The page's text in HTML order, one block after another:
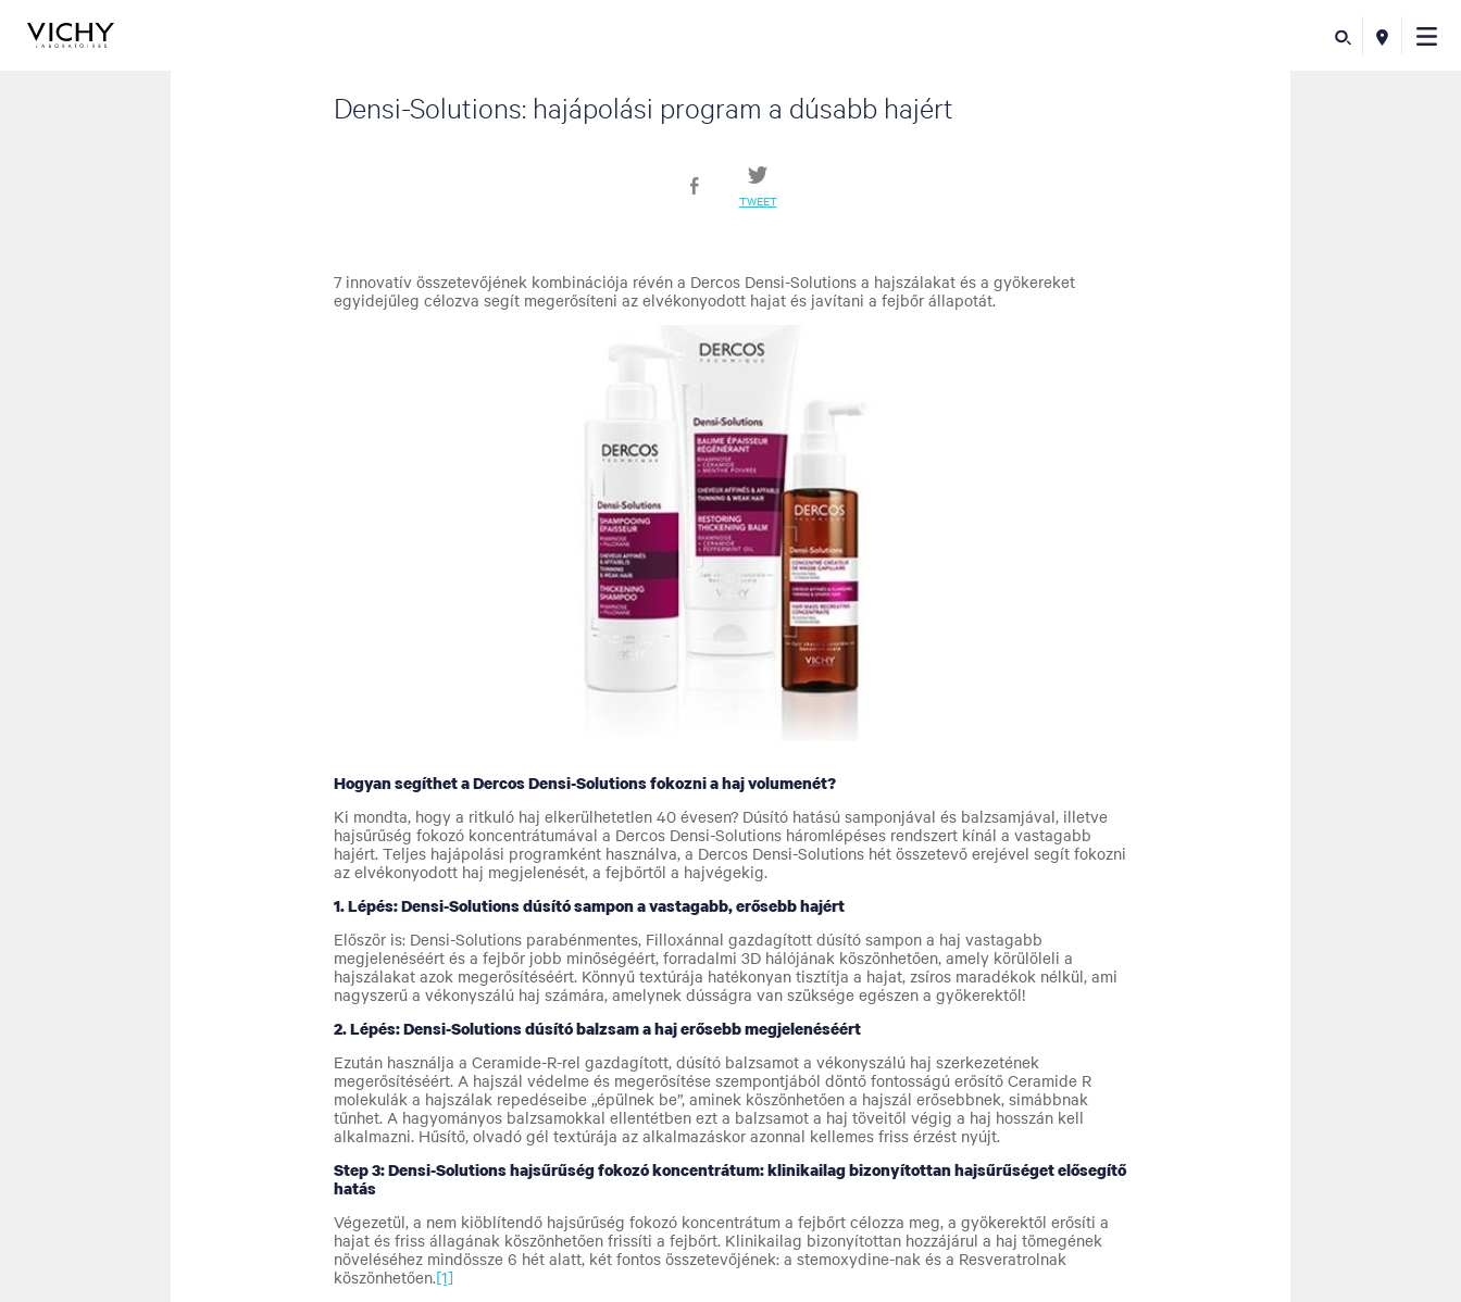
Densi-Solutions: hajápolási program a dúsabb hajért
TWEET
7 innovatív összetevőjének kombinációja révén a Dercos Densi-Solutions a hajszálakat és a gyökereket
egyidejűleg célozva segít megerősíteni az elvékonyodott hajat és javítani a fejbőr állapotát.
Hogyan segíthet a Dercos Densi-Solutions fokozni a haj volumenét?
Ki mondta, hogy a ritkuló haj elkerülhetetlen 40 évesen? Dúsító hatású samponjával és balzsamjával, illetve
hajsűrűség fokozó koncentrátumával a Dercos Densi-Solutions háromlépéses rendszert kínál a vastagabb
hajért. Teljes hajápolási programként használva, a Dercos Densi-Solutions hét összetevő erejével segít fokozni
az elvékonyodott haj megjelenését, a fejbőrtől a hajvégekig.
1. Lépés: Densi-Solutions dúsító sampon a vastagabb, erősebb hajért
Először is: Densi-Solutions parabénmentes, Filloxánnal gazdagított dúsító sampon a haj vastagabb
megjelenéséért és a fejbőr jobb minőségéért, forradalmi 3D hálójának köszönhetően, amely körülöleli a
hajszálakat azok megerősítéséért. Könnyű textúrája hatékonyan tisztítja a hajat, zsíros maradékok nélkül, ami
nagyszerű a vékonyszálú haj számára, amelynek dússágra van szüksége egészen a gyökerektől!
2. Lépés: Densi-Solutions dúsító balzsam a haj erősebb megjelenéséért
Ezután használja a Ceramide-R-rel gazdagított, dúsító balzsamot a vékonyszálú haj szerkezetének
megerősítéséért. A hajszál védelme és megerősítése szempontjából döntő fontosságú erősítő Ceramide R
molekulák a hajszálak repedéseibe „épülnek be”, aminek köszönhetően a hajszál erősebbnek, simábbnak
tűnhet. A hagyományos balzsamokkal ellentétben ezt a balzsamot a haj töveitől végig a haj hosszán kell
alkalmazni. Hűsítő, olvadó gél textúrája az alkalmazáskor azonnal kellemes friss érzést nyújt.
Step 3: Densi-Solutions hajsűrűség fokozó koncentrátum: klinikailag bizonyítottan hajsűrűséget elősegítő
hatás
Végezetül, a nem kiöblítendő hajsűrűség fokozó koncentrátum a fejbőrt célozza meg, a gyökerektől erősíti a
hajat és friss állagának köszönhetően frissíti a fejbőrt. Klinikailag bizonyítottan hozzájárul a haj tömegének
növeléséhez mindössze 6 hét alatt, két fontos összetevőjének: a stemoxydine-nak és a Resveratrolnak
köszönhetően.[1]